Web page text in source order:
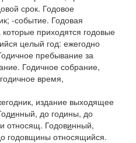
срок. Годовое
-событие. Годовая
приходятся годовые
целый год: ежегодно
пребывание за
Годичное собрание,
время,
издание выходящее
инный, до годины, до
относящ. Годовинный,
годовщины относящийся.